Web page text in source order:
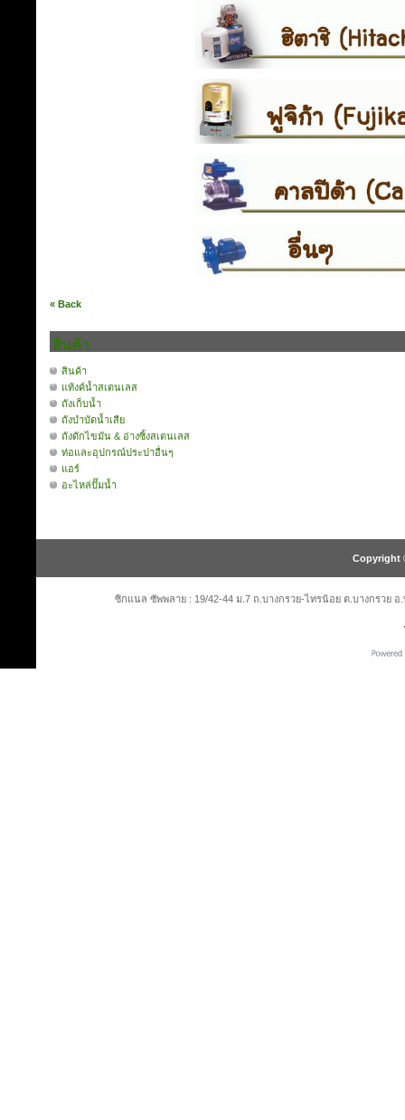
« Back
สินค้า
สินค้า
แท้งค์น้ำสเตนเลส
ถังเก็บน้ำ
ถังบำบัดน้ำเสีย
ถังดักไขมัน & อ่างซิ้งสเตนเลส
ท่อและอุปกรณ์ประปาอื่นๆ
แอร์
อะไหล่ปั๊มน้ำ
Copyright
ซิกแนล ซัพพลาย : 19/42-44 ม.7 ถ.บางกรวย-ไทรน้อย ต.บางกรวย อ